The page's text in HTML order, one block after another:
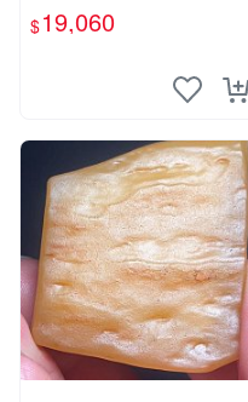
石臼 古物
$19,060